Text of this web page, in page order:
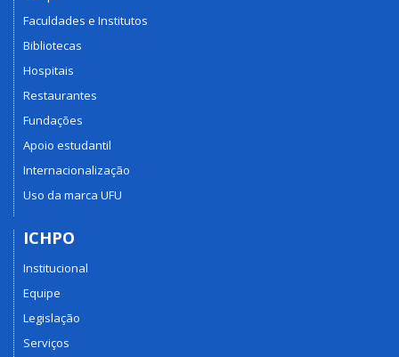
Faculdades e Institutos
Bibliotecas
Hospitais
Restaurantes
Fundações
Apoio estudantil
Internacionalização
Uso da marca UFU
ICHPO
Institucional
Equipe
Legislação
Serviços